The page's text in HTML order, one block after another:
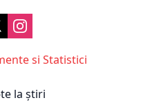
la știri